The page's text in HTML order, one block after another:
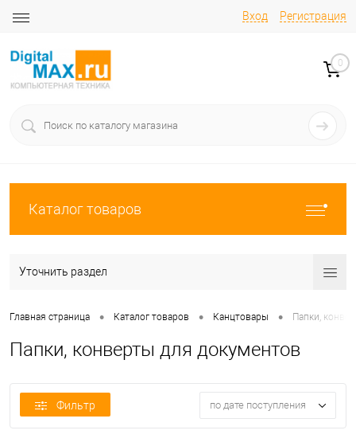
Вход Регистрация
0
Каталог товаров
Уточнить раздел
Главная страница • Каталог товаров • Канцтовары • Папки,
Папки, конверты для документов
Фильтр по дате поступления